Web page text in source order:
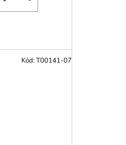
Kód:T00141-07